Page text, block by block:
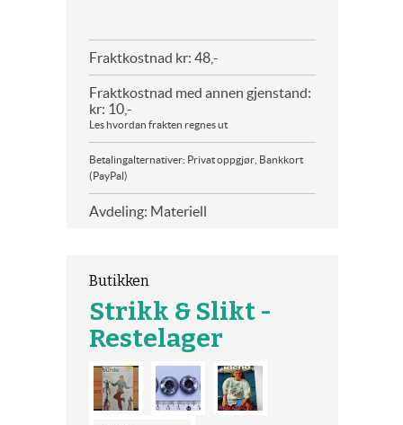
Fraktkostnad kr: 48,-
Fraktkostnad med annen gjenstand:
kr: 10,-
Les hvordan frakten regnes ut
Betalingalternativer: Privat oppgjør, Bankkort
(PayPal)
Avdeling: Materiell
Butikken
Strikk & Slikt -
Restelager